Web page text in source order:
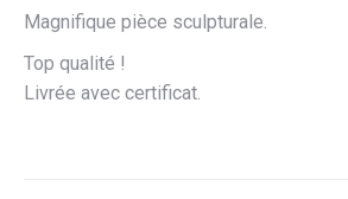
Magnifique pièce sculpturale.
Top qualité !
Livrée avec certificat.